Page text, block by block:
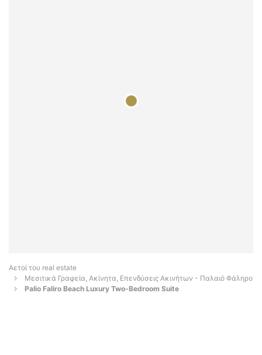
Αετοί του real estate
Μεσιτικά Γραφεία, Ακίνητα, Επενδύσεις Ακινήτων - Παλαιό Φάληρο
Palio Faliro Beach Luxury Two-Bedroom Suite